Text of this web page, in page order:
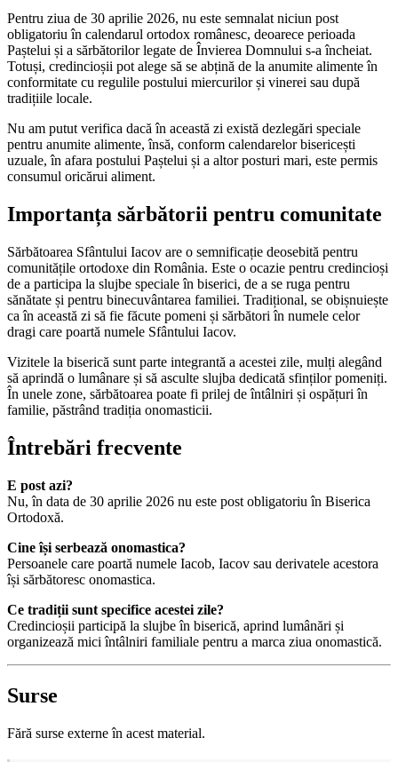
Pentru ziua de 30 aprilie 2026, nu este semnalat niciun post
obligatoriu în calendarul ortodox românesc, deoarece perioada
Paștelui și a sărbătorilor legate de Învierea Domnului s-a încheiat.
Totuși, credincioșii pot alege să se abțină de la anumite alimente în
conformitate cu regulile postului miercurilor și vinerei sau după
tradițiile locale.
Nu am putut verifica dacă în această zi există dezlegări speciale
pentru anumite alimente, însă, conform calendarelor bisericești
uzuale, în afara postului Paștelui și a altor posturi mari, este permis
consumul oricărui aliment.
Importanța sărbătorii pentru comunitate
Sărbătoarea Sfântului Iacov are o semnificație deosebită pentru
comunitățile ortodoxe din România. Este o ocazie pentru credincioși
de a participa la slujbe speciale în biserici, de a se ruga pentru
sănătate și pentru binecuvântarea familiei. Tradițional, se obișnuiește
ca în această zi să fie făcute pomeni și sărbători în numele celor
dragi care poartă numele Sfântului Iacov.
Vizitele la biserică sunt parte integrantă a acestei zile, mulți alegând
să aprindă o lumânare și să asculte slujba dedicată sfinților pomeniți.
În unele zone, sărbătoarea poate fi prilej de întâlniri și ospățuri în
familie, păstrând tradiția onomasticii.
Întrebări frecvente
E post azi?
Nu, în data de 30 aprilie 2026 nu este post obligatoriu în Biserica
Ortodoxă.
Cine își serbează onomastica?
Persoanele care poartă numele Iacob, Iacov sau derivatele acestora
își sărbătoresc onomastica.
Ce tradiții sunt specifice acestei zile?
Credincioșii participă la slujbe în biserică, aprind lumânări și
organizează mici întâlniri familiale pentru a marca ziua onomastică.
Surse
Fără surse externe în acest material.